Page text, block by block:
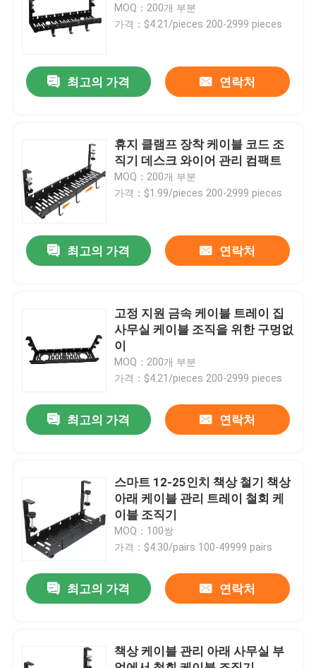
홈
동영상
공장 투어
연락처
견적 요청
홈 스토리지 조직기
MOQ：200개 부분
가격：$4.21/pieces 200-2999 pieces
최고의 가격 연락처
휴지 클램프 장착 케이블 코드 조
직기 데스크 와이어 관리 컴팩트
MOQ：200개 부분
가격：$1.99/pieces 200-2999 pieces
최고의 가격 연락처
고정 지원 금속 케이블 트레이 집
사무실 케이블 조직을 위한 구멍없
이
MOQ：200개 부분
가격：$4.21/pieces 200-2999 pieces
최고의 가격 연락처
스마트 12-25인치 책상 철기 책상
아래 케이블 관리 트레이 철회 케
이블 조직기
MOQ：100쌍
가격：$4.30/pairs 100-49999 pairs
최고의 가격 연락처
책상 케이블 관리 아래 사무실 부